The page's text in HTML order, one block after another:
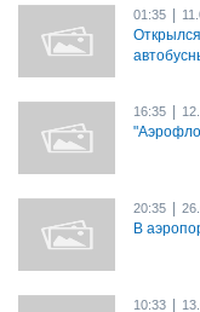
01:35
16:35
20:35
В
10:33